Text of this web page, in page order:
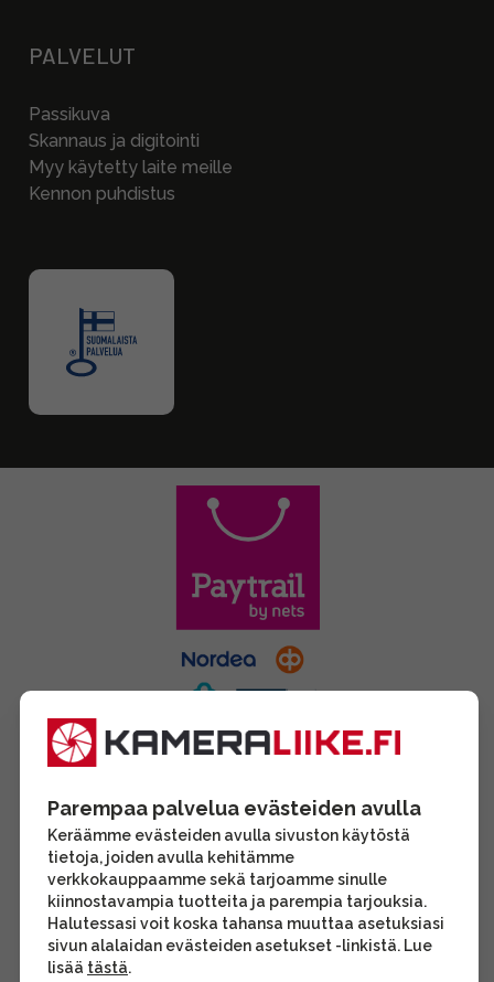
PALVELUT
Passikuva
Skannaus ja digitointi
Myy käytetty laite meille
Kennon puhdistus
Parempaa palvelua evästeiden avulla
Keräämme evästeiden avulla sivuston käytöstä
tietoja, joiden avulla kehitämme
verkkokauppaamme sekä tarjoamme sinulle
kiinnostavampia tuotteita ja parempia tarjouksia.
Halutessasi voit koska tahansa muuttaa asetuksiasi
sivun alalaidan evästeiden asetukset -linkistä. Lue
lisää tästä.